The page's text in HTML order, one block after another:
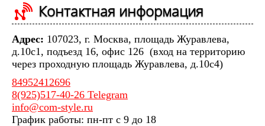
Контактная информация
Адрес: 107023, г. Москва, площадь Журавлева,
д.10с1, подъезд 16, офис 126 (вход на территорию
через проходную площадь Журавлева, д.10с4)
84952412696
8(925)517-40-26 Telegram
info@com-style.ru
График работы: пн-пт с 9 до 18